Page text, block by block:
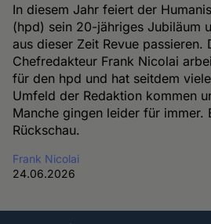
In diesem Jahr feiert der
(hpd) sein 20-jähriges Jubiläum
aus dieser Zeit Revue passieren.
Chefredakteur Frank Nicolai
für den hpd und hat seitdem
Umfeld der Redaktion kommen
Manche gingen leider für immer.
Rückschau.
Frank Nicolai
24.06.2026